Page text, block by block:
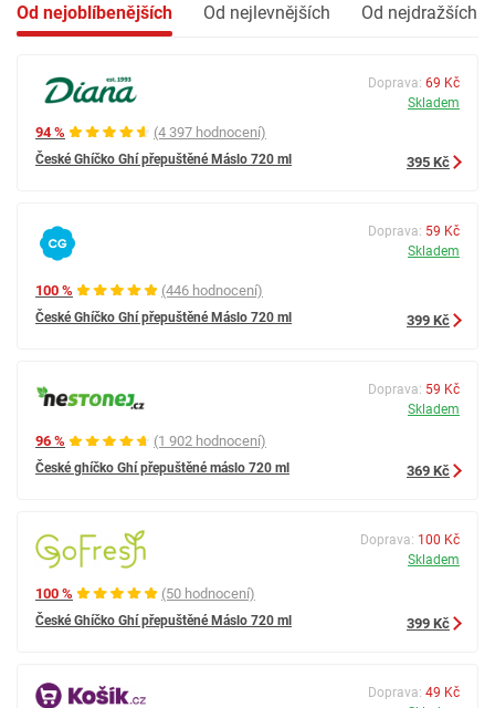
Od nejoblíbenějších Od nejlevnějších Od nejdražších
94 % (4 397 hodnocení)
České Ghíčko Ghí přepuštěné Máslo 720 ml
Doprava: 69 Kč
Skladem
395 Kč
100 % (446 hodnocení)
České Ghíčko Ghí přepuštěné Máslo 720 ml
Doprava: 59 Kč
Skladem
399 Kč
96 % (1 902 hodnocení)
České ghíčko Ghí přepuštěné máslo 720 ml
Doprava: 59 Kč
Skladem
369 Kč
100 % (50 hodnocení)
České Ghíčko Ghí přepuštěné Máslo 720 ml
Doprava: 100 Kč
Skladem
399 Kč
Doprava: 49 Kč